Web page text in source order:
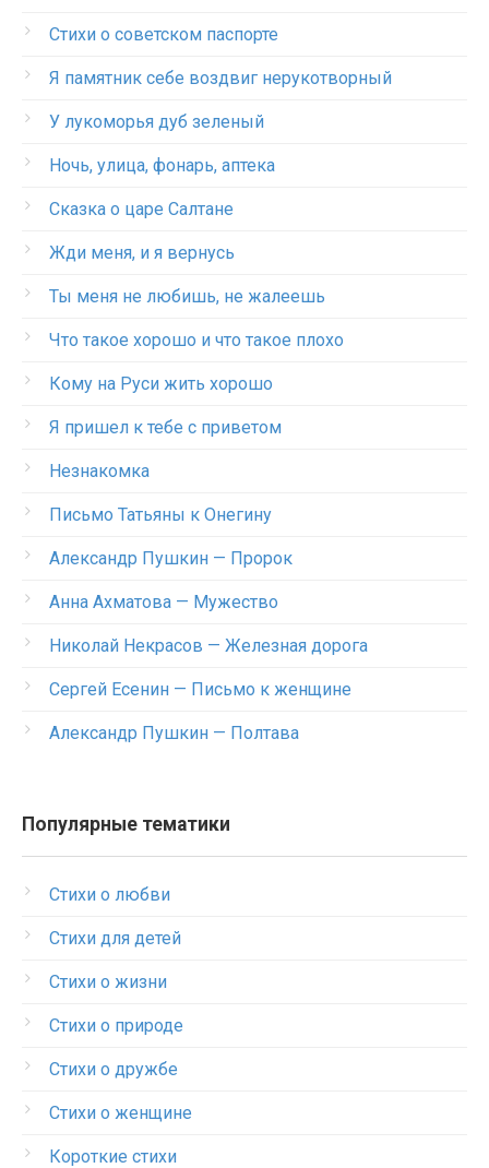
Стихи о советском паспорте
Я памятник себе воздвиг нерукотворный
У лукоморья дуб зеленый
Ночь, улица, фонарь, аптека
Сказка о царе Салтане
Жди меня, и я вернусь
Ты меня не любишь, не жалеешь
Что такое хорошо и что такое плохо
Кому на Руси жить хорошо
Я пришел к тебе с приветом
Незнакомка
Письмо Татьяны к Онегину
Александр Пушкин — Пророк
Анна Ахматова — Мужество
Николай Некрасов — Железная дорога
Сергей Есенин — Письмо к женщине
Александр Пушкин — Полтава
Популярные тематики
Стихи о любви
Стихи для детей
Стихи о жизни
Стихи о природе
Стихи о дружбе
Стихи о женщине
Короткие стихи